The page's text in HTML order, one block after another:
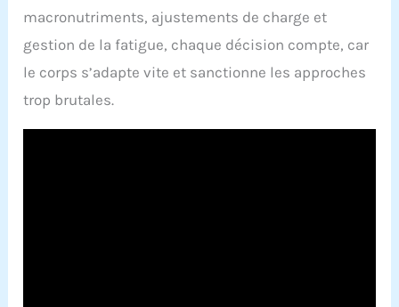
macronutriments, ajustements de charge et
gestion de la fatigue, chaque décision compte, car
le corps s’adapte vite et sanctionne les approches
trop brutales.